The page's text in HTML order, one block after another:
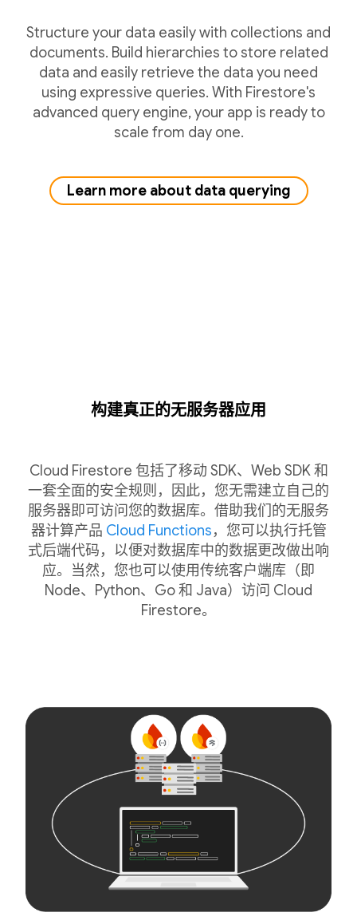
Structure your data easily with collections and
documents. Build hierarchies to store related
data and easily retrieve the data you need
using expressive queries. With Firestore's
advanced query engine, your app is ready to
scale from day one.
Learn more about data querying
构建真正的无服务器应用
Cloud Firestore 包括了移动 SDK、Web SDK 和
一套全面的安全规则，因此，您无需建立自己的
服务器即可访问您的数据库。借助我们的无服务
器计算产品 Cloud Functions，您可以执行托管
式后端代码，以便对数据库中的数据更改做出响
应。当然，您也可以使用传统客户端库（即
Node、Python、Go 和 Java）访问 Cloud
Firestore。